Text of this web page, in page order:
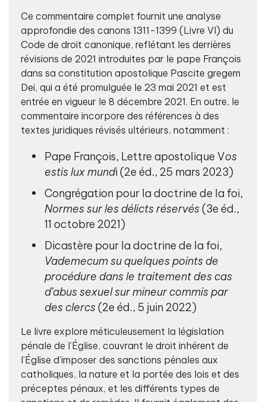
Ce commentaire complet fournit une analyse
approfondie des canons 1311-1399 (Livre VI) du
Code de droit canonique, reflétant les derrières
révisions de 2021 introduites par le pape François
dans sa constitution apostolique Pascite gregem
Dei, qui a été promulguée le 23 mai 2021 et est
entrée en vigueur le 8 décembre 2021. En outre, le
commentaire incorpore des références à des
textes juridiques révisés ultérieurs, notamment :
Pape François, Lettre apostolique Vos
estis lux mundi (2e éd., 25 mars 2023)
Congrégation pour la doctrine de la foi,
Normes sur les délicts réservés(3e éd.,
11 octobre 2021)
Dicastère pour la doctrine de la foi,
Vademecum su quelques points de
procédure dans le traitement des cas
d’abus sexuel sur mineur commis par
des clercs(2e éd., 5 juin 2022)
Le livre explore méticuleusement la législation
pénale de l’Église, couvrant le droit inhérent de
l’Église d’imposer des sanctions pénales aux
catholiques, la nature et la portée des lois et des
préceptes pénaux, et les différents types de